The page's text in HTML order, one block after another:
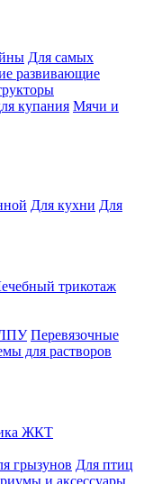
Для самых
развивающие
купания Мячи и
Для кухни Для
трикотаж
ЛПУ Перевязочные
для растворов
ЖКТ
грызунов Для птиц
и аксессуары